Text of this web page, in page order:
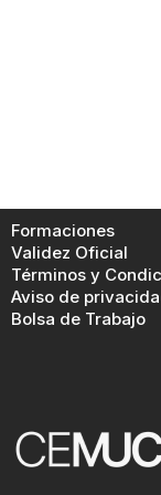
Formaciones
Validez Oficial
Términos y
Aviso de
Bolsa de Trabajo